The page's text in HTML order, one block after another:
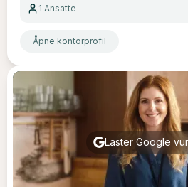
1 Ansatte
Åpne kontorprofil
Laster Google